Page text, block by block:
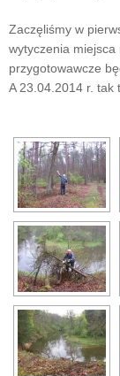
Zaczęliśmy w
wytyczenia
przygotowawcze
A 23.04.2014 r. tak